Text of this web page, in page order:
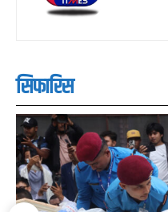
सिफारिस